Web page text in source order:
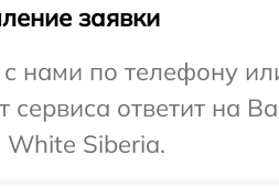
заявки
нами по телефону
сервиса ответит на
White Siberia.